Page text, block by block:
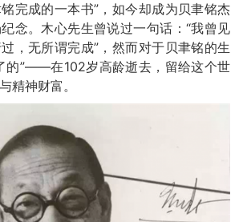
完成的一本书”，如今却成为贝聿铭杰
念。木心先生曾说过一句话：“我曾见
，无所谓完成”，然而对于贝聿铭的生
的”——在102岁高龄逝去，留给这个世
精神财富。